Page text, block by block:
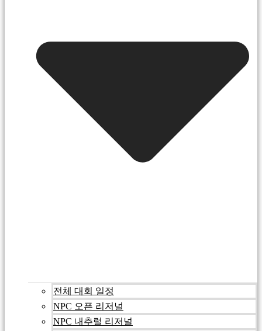
전체 대회 일정
NPC 오픈 리저널
NPC 내추럴 리저널